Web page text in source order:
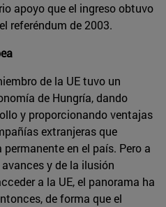
apoyo que el ingreso obtuvo
referéndum de 2003.
de la UE tuvo un
de Hungría, dando
y proporcionando ventajas
extranjeras que
en el país. Pero a
y de la ilusión
a la UE, el panorama ha
de forma que el